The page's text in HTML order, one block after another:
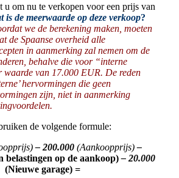
u om nu te verkopen voor een prijs van
is de meerwaarde op deze verkoop?
we de berekening maken, moeten
de Spaanse overheid alle
in aanmerking zal nemen om de
behalve die voor “interne
waarde van 17.000 EUR. De reden
hervormingen die geen
zijn, niet in aanmerking
de volgende formule:
– 200.000 (Aankoopprijs)–
belastingen op de aankoop)– 20.000
(Nieuwe garage) =